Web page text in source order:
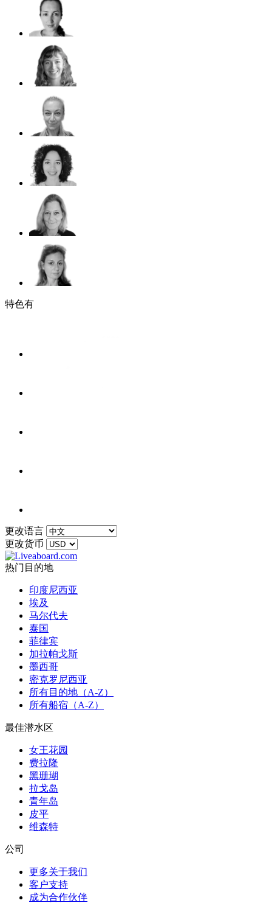
特色有
更改语言
更改货币
热门目的地
印度尼西亚
埃及
马尔代夫
泰国
菲律宾
加拉帕戈斯
墨西哥
密克罗尼西亚
所有目的地（A-Z）
所有船宿（A-Z）
最佳潜水区
女王花园
费拉隆
黑珊瑚
拉戈岛
青年岛
皮平
维森特
公司
更多关于我们
客户支持
成为合作伙伴